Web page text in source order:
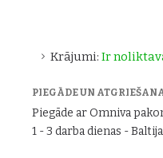
Krājumi: Ir
PIEGĀDE UN
Piegāde ar Omniva
1 - 3 darba dienas -